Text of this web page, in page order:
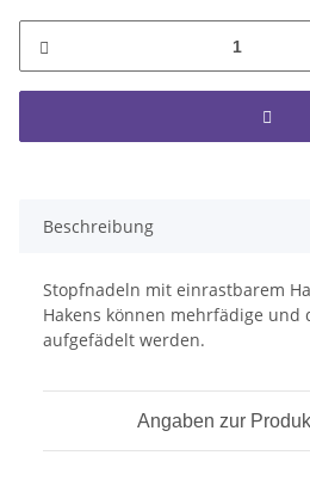
Beschreibung
Stopfnadeln mit einrastbarem
Hakens können mehrfädige und
aufgefädelt werden.
Angaben zur